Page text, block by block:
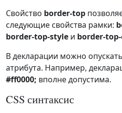
Свойство border-top
следующие свойства рамки:
border-top-style и border-
В декларации можно
атрибута. Например,
#ff0000; вполне допустима.
CSS синтаксис